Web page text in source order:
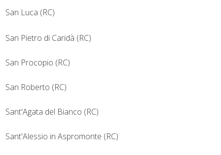
San Luca (RC)
San Pietro di Caridà (RC)
San Procopio (RC)
San Roberto (RC)
Sant'Agata del Bianco (RC)
Sant'Alessio in Aspromonte (RC)